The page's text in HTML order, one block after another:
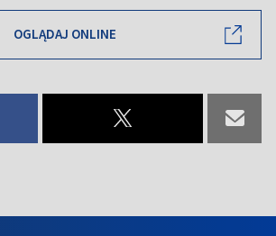
OGLĄDAJ ONLINE